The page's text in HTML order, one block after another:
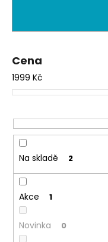
í
r
o
d
k
t
ů
Cena
1999 Kč
Na skladě 2
Akce 1
Novinka 0
t
?
D
o
o
u